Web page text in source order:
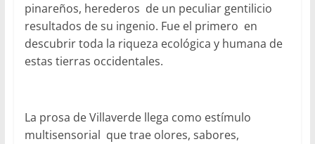
pinareños, herederos de un peculiar gentilicio
resultados de su ingenio. Fue el primero en
descubrir toda la riqueza ecológica y humana de
estas tierras occidentales.
La prosa de Villaverde llega como estímulo
multisensorial que trae olores, sabores,